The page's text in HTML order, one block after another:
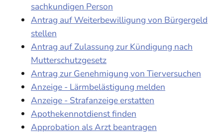
sachkundigen Person
Antrag auf Weiterbewilligung von Bürgergeld
stellen
Antrag auf Zulassung zur Kündigung nach
Mutterschutzgesetz
Antrag zur Genehmigung von Tierversuchen
Anzeige - Lärmbelästigung melden
Anzeige - Strafanzeige erstatten
Apothekennotdienst finden
Approbation als Arzt beantragen